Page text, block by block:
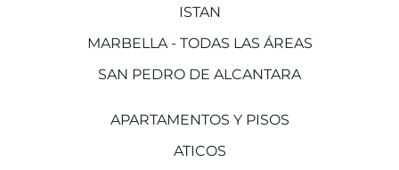
ISTAN
MARBELLA - TODAS LAS ÁREAS
SAN PEDRO DE ALCANTARA
APARTAMENTOS Y PISOS
ATICOS